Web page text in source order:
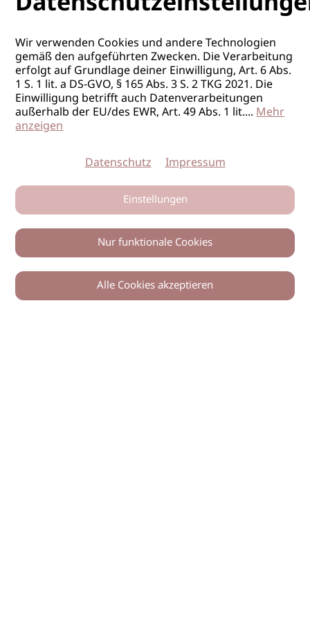
0
Wir verwenden Cookies und andere Technologien
gemäß den aufgeführten Zwecken. Die Verarbeitung
erfolgt auf Grundlage deiner Einwilligung, Art. 6 Abs.
1 S. 1 lit. a DS-GVO, § 165 Abs. 3 S. 2 TKG 2021. Die
Einwilligung betrifft auch Datenverarbeitungen
außerhalb der EU/des EWR, Art. 49 Abs. 1 lit....Mehr
anzeigen
Datenschutz Impressum
Einstellungen
Nur funktionale Cookies
Alle Cookies akzeptieren